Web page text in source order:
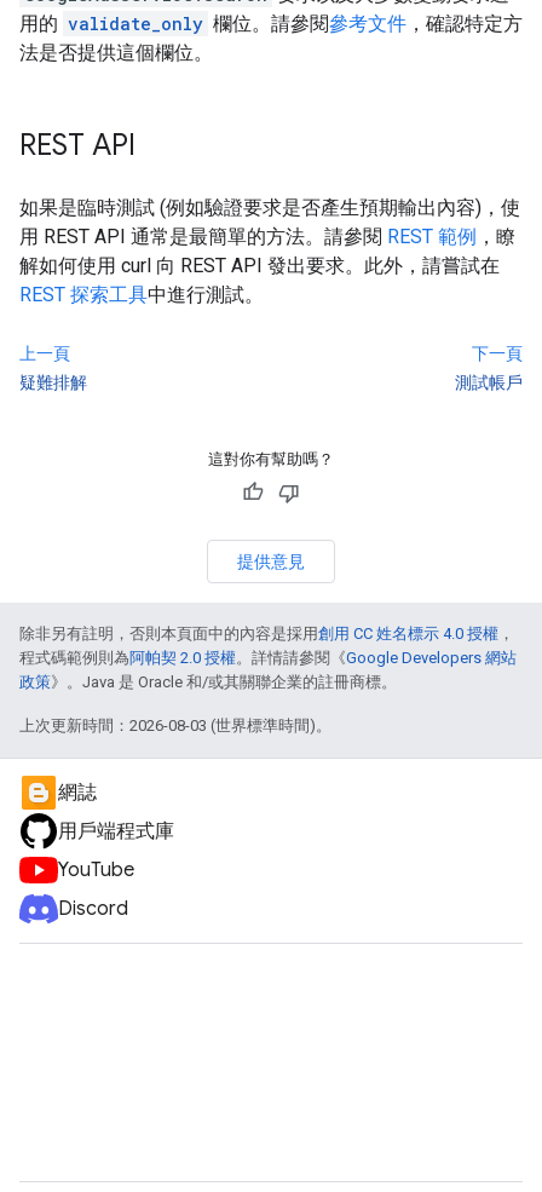
用的 validate_only 欄位。請參閱參考文件 ，確認特定方
法是否提供這個欄位。
REST API
如果是臨時測試 (例如驗證要求是否產生預期輸出內容)，使
用 REST API 通常是最簡單的方法。請參閱 REST 範例 ，瞭
解如何使用 curl 向 REST API 發出要求。此外，請嘗試在
REST 探索工具中進行測試。
上一頁
疑難排解
下一頁
測試帳戶
這對你有幫助嗎？
提供意見
除非另有註明，否則本頁面中的內容是採用創用 CC 姓名標示 4.0 授權 ，
程式碼範例則為阿帕契 2.0 授權。詳情請參閱《Google Developers 網站
政策》。Java 是 Oracle 和/或其關聯企業的註冊商標。
上次更新時間：2026-08-03 (世界標準時間)。
網誌
用戶端程式庫
YouTube
Discord